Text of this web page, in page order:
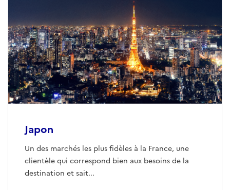
Japon
Un des marchés les plus fidèles à la France, une
clientèle qui correspond bien aux besoins de la
destination et sait...